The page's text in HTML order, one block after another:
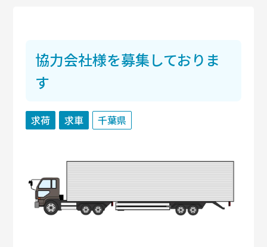
協力会社様を募集しておりま
す
求荷 求車 千葉県